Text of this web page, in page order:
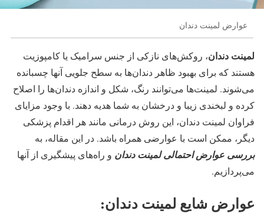
عوارض لمینت دندان
لمینت دندان، روکش‌های نازکی از جنس سرامیک یا کامپوزیت
هستند که برای بهبود ظاهر دندان‌ها به سطح جلویی آنها چسبانده
می‌شوند. لمینت‌ها می‌توانند رنگ، شکل و اندازه دندان‌ها را اصلاح
کرده و لبخندی زیبا و درخشان به شما هدیه دهند. با وجود مزایای
فراوان لمینت دندان، این روش درمانی مانند هر اقدام پزشکی
دیگر، ممکن است با عوارضی همراه باشد. در این مقاله، به
بررسی عوارض احتمالی لمینت دندان و راه‌های پیشگیری از آنها
می‌پردازیم.
عوارض شایع لمینت دندان: